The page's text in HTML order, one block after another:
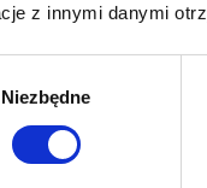
z innymi danymi
Niezbędne